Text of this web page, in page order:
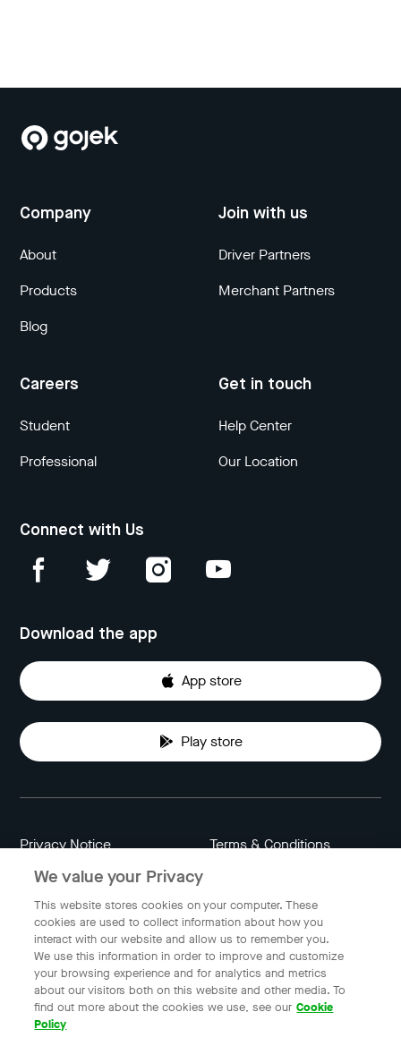
Company
About
Products
Blog
Join with us
Driver Partners
Merchant Partners
Careers
Student
Professional
Get in touch
Help Center
Our Location
Connect with Us
Download the app
App store
Play store
Privacy Notice Terms & Conditions
Data Attribution
Indonesia
© 2023 Gojek | Gojek is a trademark of PT GoTo Gojek
Tokopedia Tbk. Registered in the Directorate General of
We value your Privacy
This website stores cookies on your computer. These
cookies are used to collect information about how you
interact with our website and allow us to remember you.
We use this information in order to improve and customize
your browsing experience and for analytics and metrics
about our visitors both on this website and other media. To
find out more about the cookies we use, see our Cookie
Policy